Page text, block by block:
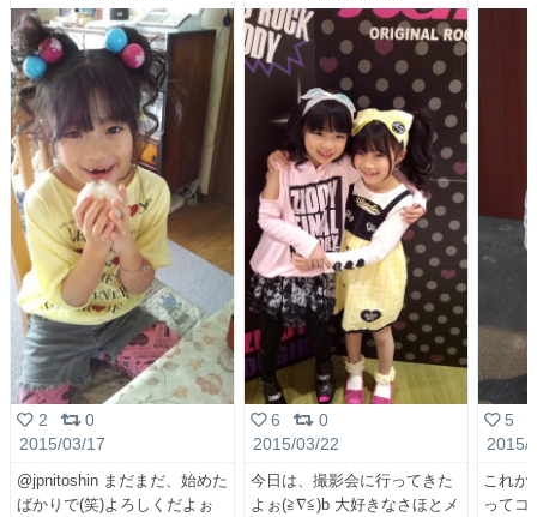
2
0
2015/03/17
@jpnitoshin まだまだ、始めた
ばかりで(笑)よろしくだよぉ
6
0
2015/03/22
今日は、撮影会に行ってきた
よぉ(≧∇≦)b 大好きなさほとメ
5
2015/
これか
ってコ